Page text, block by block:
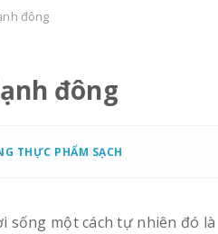
đông
đông
THỰC PHẨM SẠCH
sống một cách tự nhiên đó là